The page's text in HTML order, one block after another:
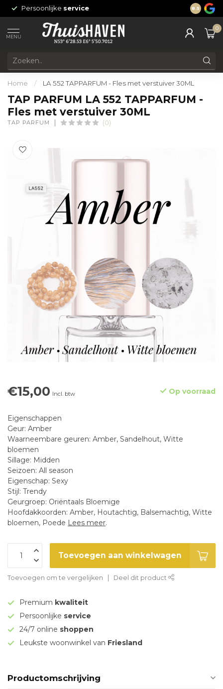
Persoonlijke service 24/7
8.5
MENU
0
Home / LA 552 TAPPARFUM - Fles met verstuiver 30ML
TAP PARFUM LA 552 TAPPARFUM -
Fles met verstuiver 30ML
TAP PARFUM (0)
€15,00 Incl. btw Op voorraad
Eigenschappen
Geur: Amber
Waarneembare geuren: Amber, Sandelhout, Witte
bloemen
Sillage: Midden
Seizoen: All season
Eigenschap: Sexy
Stijl: Trendy
Geurgroep: Oriëntaals Bloemige
Hoofdakkoorden: Amber, Houtachtig, Balsemachtig, Witte
bloemen, Poede Lees meer.
Toevoegen aan winkelwagen
Toevoegen om te vergelijken Deel dit product
Premium kwaliteit
Persoonlijke service
24/7 online shoppen
Leukste woonwinkel van Friesland
Productomschrijving